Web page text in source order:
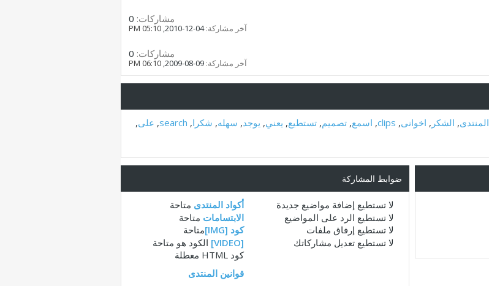
مشاركات:
آخر مشاركة:04-12-2010,
05:10 PM
مشاركات:
آخر مشاركة: 06:10 PM
المنتدى, الشكر , اخوانى,
clips
, اسمع, تصميم, تستطيع, يعني, يوجد, سهله, شكرا,
search
, على,
ضوابط المشاركة
لا تستطيع إضافة مواضيع جديدة
لا تستطيع الرد على المواضيع
لا تستطيع إرفاق ملفات
لا تستطيع تعديل مشاركاتك
أكواد المنتدى متاحة
الابتسامات متاحة
كود [IMG]
متاحة
[VIDEO]
الكود هو متاحة
كود HTML
معطلة
قوانين المنتدى